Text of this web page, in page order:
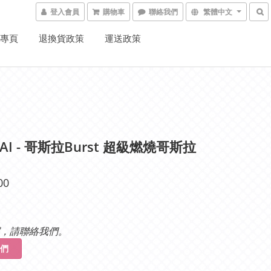
登入會員 購物車 聯絡我們 繁體中文
頁 退換貨政策 運送政策
- 哥斯拉Burst 超級燃燒哥斯拉
請聯絡我們。